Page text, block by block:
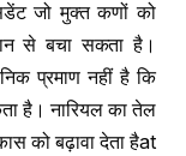
जो मुक्त कणों को
से बचा सकता है।
प्रमाण नहीं है कि
है। नारियल का तेल
को बढ़ावा देता हैat